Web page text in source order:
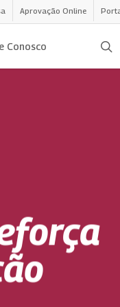
Aprovação Online
Conosco